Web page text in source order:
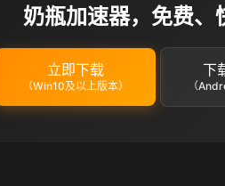
奶瓶加速器，免费、
立即下载
（Win10及以上版本）
下
（